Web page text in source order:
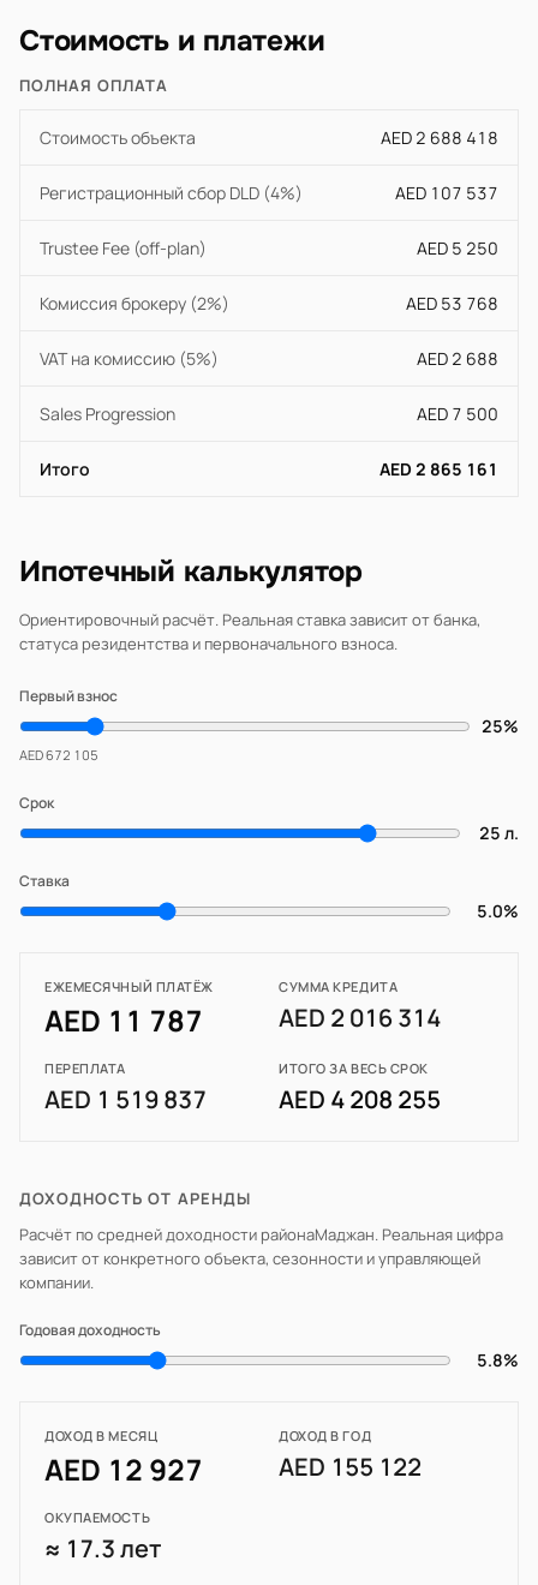
Стоимость и платежи
ПОЛНАЯ ОПЛАТА
Стоимость объекта AED 2 688 418
Регистрационный сбор DLD (4%) AED 107 537
Trustee Fee (off-plan) AED 5 250
Комиссия брокеру (2%) AED 53 768
VAT на комиссию (5%) AED 2 688
Sales Progression AED 7 500
Итого AED 2 865 161
Ипотечный калькулятор
Ориентировочный расчёт. Реальная ставка зависит от банка,
статуса резидентства и первоначального взноса.
Первый взнос
25%
AED 672 105
Срок
25 л.
Ставка
5.0%
ЕЖЕМЕСЯЧНЫЙ ПЛАТЁЖ
AED 11 787
СУММА КРЕДИТА
AED 2 016 314
ПЕРЕПЛАТА
AED 1 519 837
ИТОГО ЗА ВЕСЬ СРОК
AED 4 208 255
ДОХОДНОСТЬ ОТ АРЕНДЫ
Расчёт по средней доходности районаМаджан. Реальная цифра
зависит от конкретного объекта, сезонности и управляющей
компании.
Годовая доходность
5.8%
ДОХОД В МЕСЯЦ
AED 12 927
ДОХОД В ГОД
AED 155 122
ОКУПАЕМОСТЬ
≈ 17.3 лет